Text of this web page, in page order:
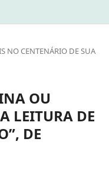
NO CENTENÁRIO DE SUA
OU
LEITURA DE
DE